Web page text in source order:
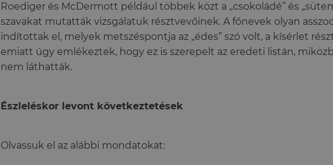
Roediger és McDermott például többek közt a „csokoládé” és
szavakat mutatták vizsgálatuk résztvevőinek. A főnevek olyan
indítottak el, melyek metszéspontja az „édes” szó volt, a kísérlet
emiatt úgy emlékeztek, hogy ez is szerepelt az eredeti listán,
nem láthatták.
Észleléskor levont következtetések
Olvassuk el az alábbi mondatokat: